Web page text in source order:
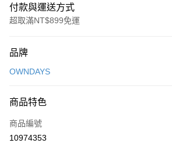
付款與運送方式
超取滿NT$899免運
信用卡一次付款
Apple Pay
街口支付
品牌
OWNDAYS
商品特色
商品編號
10974353